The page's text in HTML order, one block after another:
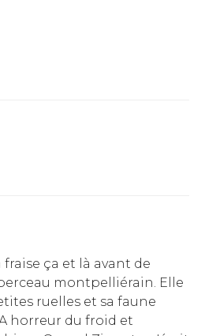
fraise ça et là avant de
montpelliérain. Elle
ruelles et sa faune
horreur du froid et